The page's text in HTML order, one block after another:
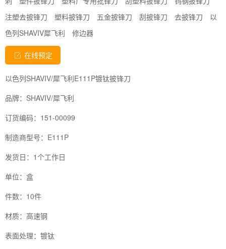
注塑去披锋刀
塑料披锋刀 五金披锋刀 刮披锋刀 去披锋刀
以
色列SHAVIV犀飞利
修边器
在线预定
以色列SHAVIV/犀飞利E111P镀钛披锋刀
品牌：SHAVIV/犀飞利
订货编码：151-00099
制造商型号：E111P
发货日：1个工作日
单位：盒
件数：10件
材质：高速钢
表面处理：镀钛